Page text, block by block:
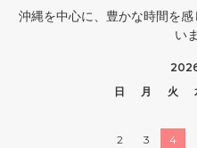
沖縄を中心に、豊かな時間を
い
日
月 火
2
3 4